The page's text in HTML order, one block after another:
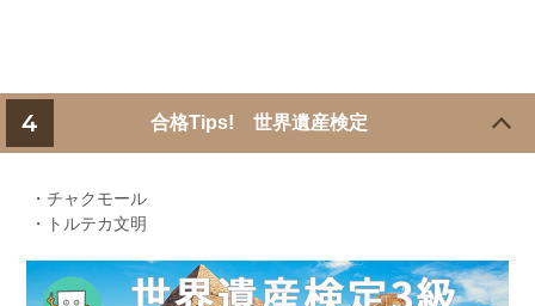
4 合格Tips! 世界遺産検定
・チャクモール
・トルテカ文明